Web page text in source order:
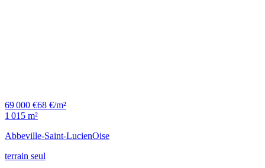
69 000 €68 €/m²
1 015 m²
Abbeville-Saint-LucienOise
terrain seul